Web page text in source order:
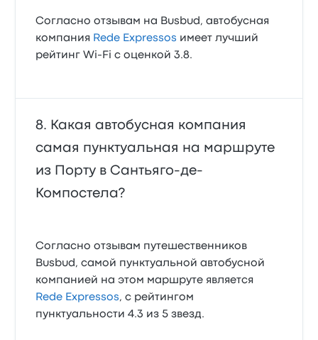
Согласно отзывам на Busbud, автобусная
компания Rede Expressos имеет лучший
рейтинг Wi‑Fi с оценкой 3.8.
Какая автобусная компания
самая пунктуальная на маршруте
из Порту в Сантьяго-де-
Компостела?
Согласно отзывам путешественников
Busbud, самой пунктуальной автобусной
компанией на этом маршруте является
Rede Expressos, с рейтингом
пунктуальности 4.3 из 5 звезд.